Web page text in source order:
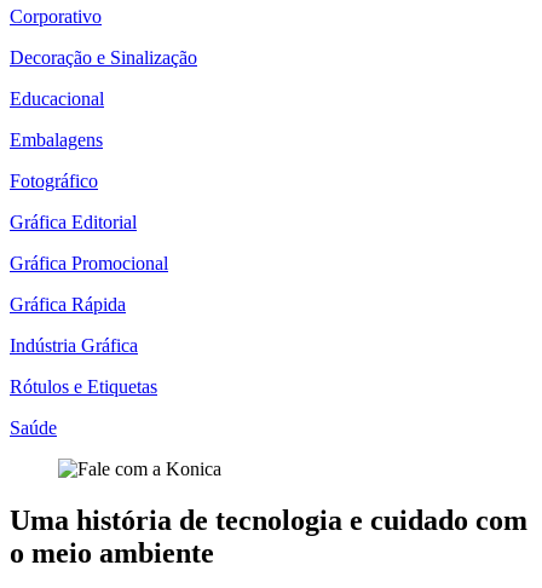
Corporativo
Decoração e Sinalização
Educacional
Embalagens
Fotográfico
Gráfica Editorial
Gráfica Promocional
Gráfica Rápida
Indústria Gráfica
Rótulos e Etiquetas
Saúde
Uma história de tecnologia e cuidado com
o meio ambiente